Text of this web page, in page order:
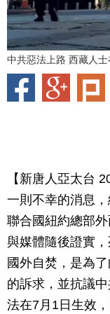
中共惡法上路 西藏人
【新唐人亞太台
一則不幸的消息
聯合國紐約總部
與媒體隨後證實
國外自焚，是為
的訴求，並抗議
法在7月1日生效